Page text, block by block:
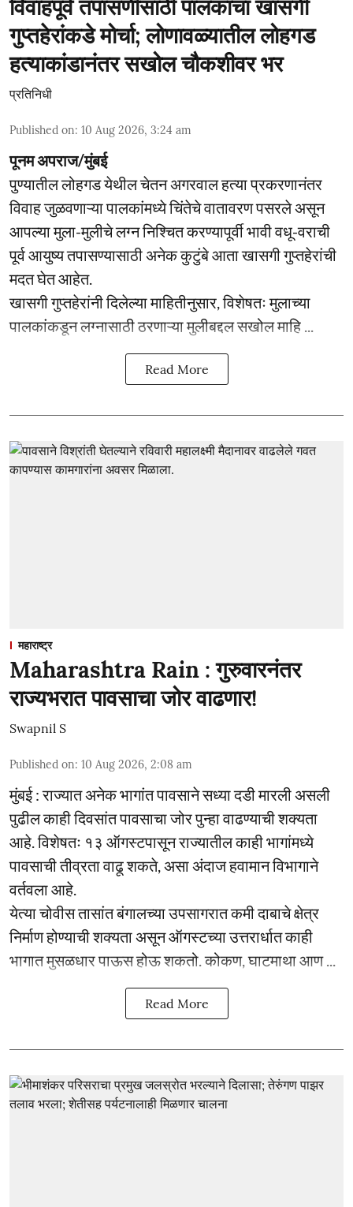
विवाहपूर्व तपासणीसाठी पालकांचा खासगी
गुप्तहेरांकडे मोर्चा; लोणावळ्यातील लोहगड
हत्याकांडानंतर सखोल चौकशीवर भर
प्रतिनिधी
Published on: 10 Aug 2026, 3:24 am
पूनम अपराज/मुंबई
पुण्यातील लोहगड येथील चेतन अगरवाल हत्या प्रकरणानंतर
विवाह जुळवणाऱ्या पालकांमध्ये चिंतेचे वातावरण पसरले असून
आपल्या मुला-मुलीचे लग्न निश्चित करण्यापूर्वी भावी वधू-वराची
पूर्व आयुष्य तपासण्यासाठी अनेक कुटुंबे आता खासगी गुप्तहेरांची
मदत घेत आहेत.
खासगी गुप्तहेरांनी दिलेल्या माहितीनुसार, विशेषतः मुलाच्या
पालकांकडून लग्नासाठी ठरणाऱ्या मुलीबद्दल सखोल माहि ...
Read More
महाराष्ट्र
Maharashtra Rain : गुरुवारनंतर
राज्यभरात पावसाचा जोर वाढणार!
Swapnil S
Published on: 10 Aug 2026, 2:08 am
मुंबई : राज्यात अनेक भागांत पावसाने सध्या दडी मारली असली
पुढील काही दिवसांत पावसाचा जोर पुन्हा वाढण्याची शक्यता
आहे. विशेषतः १३ ऑगस्टपासून राज्यातील काही भागांमध्ये
पावसाची तीव्रता वाढू शकते, असा अंदाज हवामान विभागाने
वर्तवला आहे.
येत्या चोवीस तासांत बंगालच्या उपसागरात कमी दाबाचे क्षेत्र
निर्माण होण्याची शक्यता असून ऑगस्टच्या उत्तरार्धात काही
भागात मुसळधार पाऊस होऊ शकतो. कोकण, घाटमाथा आण ...
Read More